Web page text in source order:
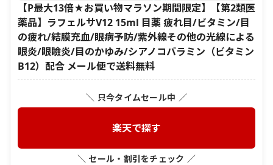
【P最大13倍★お買い物マラソン期間限定】【第2類医
薬品】ラフェルサV12 15ml 目薬 疲れ目/ビタミン/目
の疲れ/結膜充血/眼病予防/紫外線その他の光線による
眼炎/眼瞼炎/目のかゆみ/シアノコバラミン（ビタミン
B12）配合 メール便で送料無料
＼ 只今タイムセール中 ／
楽天で探す
＼ セール・割引をチェック ／